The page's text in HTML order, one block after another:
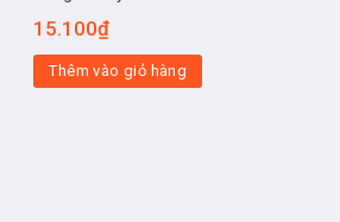
15.100₫
Thêm vào giỏ hàng